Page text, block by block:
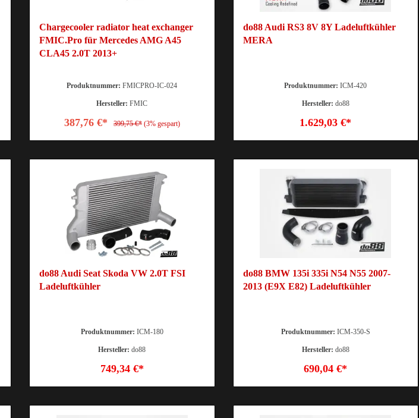
Chargecooler radiator heat exchanger
FMIC.Pro für Mercedes AMG A45
CLA45 2.0T 2013+
Produktnummer:FMICPRO-IC-024
Hersteller:FMIC
387,76 €* 399,75 €* (3% gespart)
do88 Audi RS3 8V 8Y Ladeluftkühler
MERA
Produktnummer:ICM-420
Hersteller: do88
1.629,03 €*
do88 Audi Seat Skoda VW 2.0T FSI
Ladeluftkühler
Produktnummer: ICM-180
Hersteller:do88
749,34 €*
do88 BMW 135i 335i N54 N55 2007-
2013 (E9X E82) Ladeluftkühler
Produktnummer: ICM-350-S
Hersteller: do88
690,04 €*